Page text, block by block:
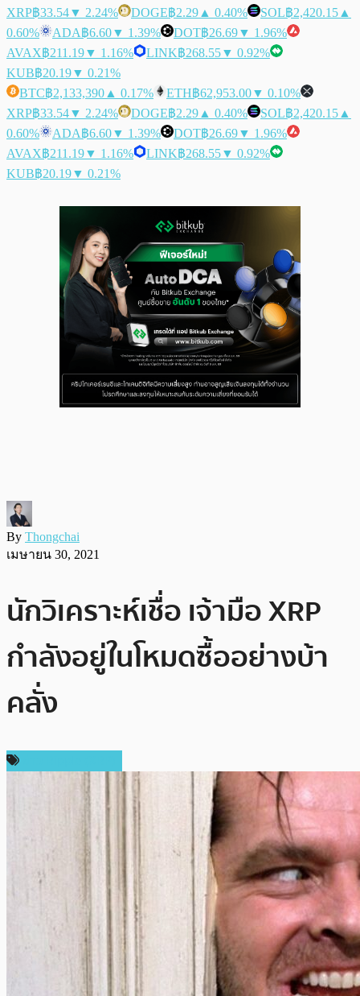
XRP฿33.54▼ 2.24% DOGE฿2.29 ▲ 0.40% SOL฿2,420.15 ▲
0.60%
ADA฿6.60▼ 1.39% DOT฿26.69▼ 1.96%
AVAX฿211.19▼ 1.16% LINK฿268.55▼ 0.92%
KUB฿20.19▼ 0.21%
BTC฿2,133,390 ▲ 0.17% ETH฿62,953.00▼ 0.10%
XRP฿33.54▼ 2.24% DOGE฿2.29 ▲ 0.40% SOL฿2,420.15 ▲
0.60%
ADA฿6.60▼ 1.39% DOT฿26.69▼ 1.96%
AVAX฿211.19▼ 1.16% LINK฿268.55▼ 0.92%
KUB฿20.19▼ 0.21%
By Thongchai
เมษายน 30, 2021
นักวิเคราะห์เชื่อ เจ้ามือ XRP
กำลังอยู่ในโหมดซื้ออย่างบ้า
คลั่ง